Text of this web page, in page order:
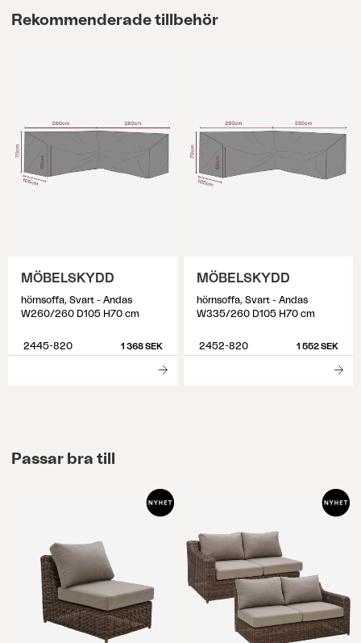
Rekommenderade tillbehör
MÖBELSKYDD
hörnsoffa, Svart - Andas
W260/260 D105 H70 cm
2445-820 1 368 SEK
MÖBELSKYDD
hörnsoffa, Svart - Andas
W335/260 D105 H70 cm
2452-820 1 552 SEK
Passar bra till